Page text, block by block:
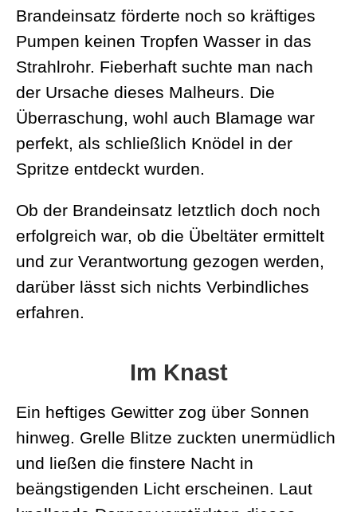
Brandeinsatz förderte noch so kräftiges
Pumpen keinen Tropfen Wasser in das
Strahlrohr. Fieberhaft suchte man nach
der Ursache dieses Malheurs. Die
Überraschung, wohl auch Blamage war
perfekt, als schließlich Knödel in der
Spritze entdeckt wurden.
Ob der Brandeinsatz letztlich doch noch
erfolgreich war, ob die Übeltäter ermittelt
und zur Verantwortung gezogen werden,
darüber lässt sich nichts Verbindliches
erfahren.
Im Knast
Ein heftiges Gewitter zog über Sonnen
hinweg. Grelle Blitze zuckten unermüdlich
und ließen die finstere Nacht in
beängstigenden Licht erscheinen. Laut